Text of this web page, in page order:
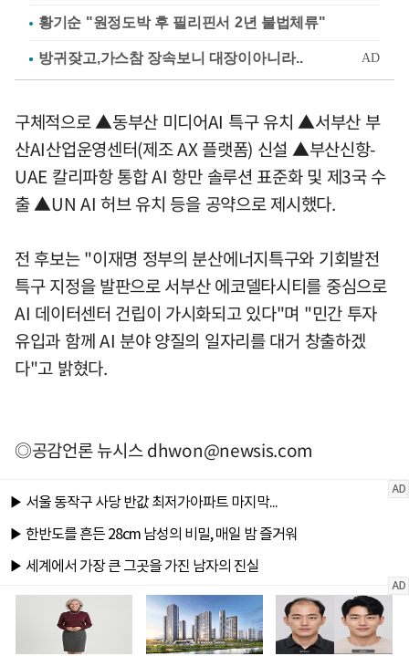
황기순 "원정도박 후 필리핀서 2년 불법체류"
구체적으로 ▲동부산 미디어AI 특구 유치 ▲서부산 부
산AI산업운영센터(제조 AX 플랫폼) 신설 ▲부산신항-
UAE 칼리파항 통합 AI 항만 솔루션 표준화 및 제3국 수
출 ▲UN AI 허브 유치 등을 공약으로 제시했다.
전 후보는 "이재명 정부의 분산에너지특구와 기회발전
특구 지정을 발판으로 서부산 에코델타시티를 중심으로
AI 데이터센터 건립이 가시화되고 있다"며 "민간 투자
유입과 함께 AI 분야 양질의 일자리를 대거 창출하겠
다"고 밝혔다.
◎공감언론 뉴시스dhwon@newsis.com